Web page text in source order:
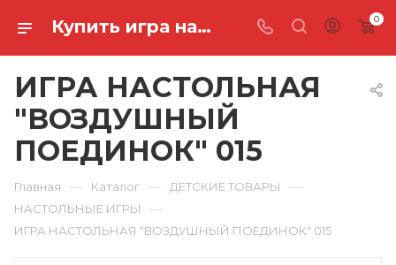
Купить игра настольная "воздушный поединок" 015 в Ростове-на-Дону 0
ИГРА НАСТОЛЬНАЯ
"ВОЗДУШНЫЙ
ПОЕДИНОК" 015
Главная — Каталог — ДЕТСКИЕ ТОВАРЫ —
НАСТОЛЬНЫЕ ИГРЫ —
ИГРА НАСТОЛЬНАЯ "ВОЗДУШНЫЙ ПОЕДИНОК" 015